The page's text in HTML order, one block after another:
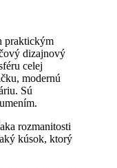
praktickým
dizajnový
celej
modernú
Sú
rozmanitosti
kúsok, ktorý